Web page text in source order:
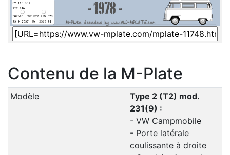
Contenu de la M-Plate
Modèle
Type 2 (T2) mod.
231(9) :
- VW Campmobile
- Porte latérale
coulissante à droite